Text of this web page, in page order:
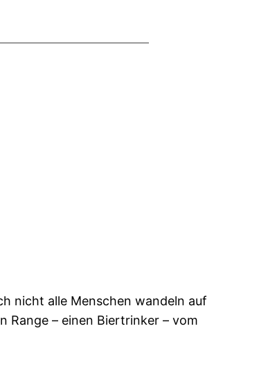
nicht alle Menschen wandeln auf
Range – einen Biertrinker – vom